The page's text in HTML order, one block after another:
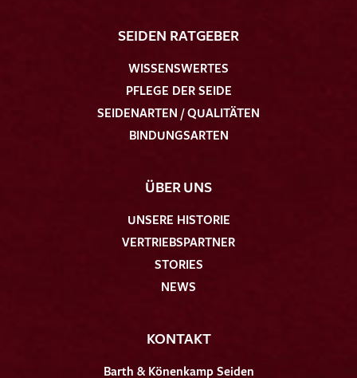
SEIDEN RATGEBER
WISSENSWERTES
PFLEGE DER SEIDE
SEIDENARTEN / QUALITÄTEN
BINDUNGSARTEN
ÜBER UNS
UNSERE HISTORIE
VERTRIEBSPARTNER
STORIES
NEWS
KONTAKT
Barth & Könenkamp Seiden